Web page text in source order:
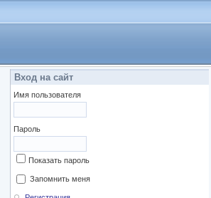
Вход на сайт
Имя пользователя
Пароль
Показать пароль
Запомнить меня